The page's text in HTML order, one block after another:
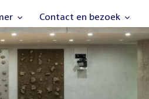
Contact en bezoek